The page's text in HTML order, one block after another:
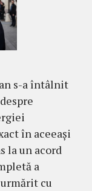
s-a întâlnit
în aceeași
la un acord
a
cu